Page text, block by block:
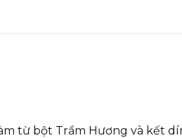
từ bột Trầm Hương và kết